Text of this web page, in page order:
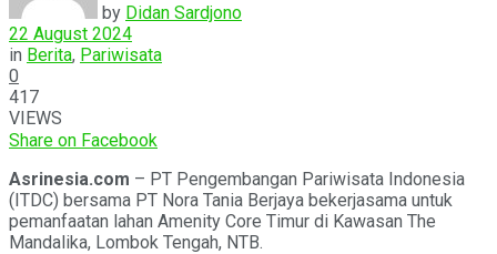
by Didan Sardjono
22 August 2024
in Berita, Pariwisata
0
417
VIEWS
Share on Facebook
Asrinesia.com – PT Pengembangan Pariwisata Indonesia
(ITDC) bersama PT Nora Tania Berjaya bekerjasama untuk
pemanfaatan lahan Amenity Core Timur di Kawasan The
Mandalika, Lombok Tengah, NTB.